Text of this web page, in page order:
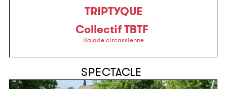
TRIPTYQUE
Collectif TBTF
Balade circassienne
SPECTACLE